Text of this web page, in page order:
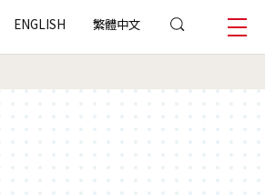
ENGLISH 繁體中文